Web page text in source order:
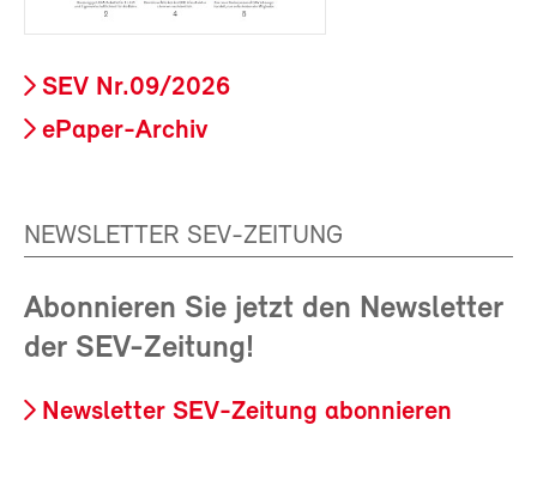
SEV Nr.09/2026
ePaper-Archiv
NEWSLETTER SEV-ZEITUNG
Abonnieren Sie jetzt den Newsletter
der SEV-Zeitung!
Newsletter SEV-Zeitung abonnieren